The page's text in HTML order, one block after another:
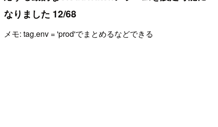
なりました 12/68
メモ: tag.env = 'prod'でまとめるなどできる